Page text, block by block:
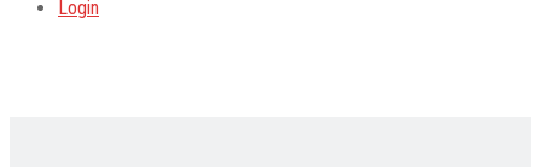
Login